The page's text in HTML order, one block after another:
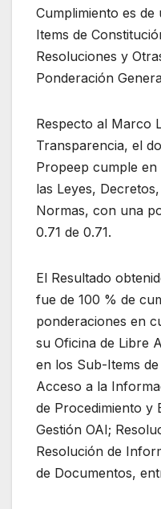
Cumplimiento es
Items de
Resoluciones y
Ponderación
Respecto al Marco
Transparencia, el
Propeep cumple
las Leyes,
Normas, con una
0.71 de 0.71.
El Resultado
fue de 100 % de
ponderaciones en
su Oficina de Libre
en los Sub-Items
Acceso a la
de Procedimiento y
Gestión OAI;
Resolución de
de Documentos,